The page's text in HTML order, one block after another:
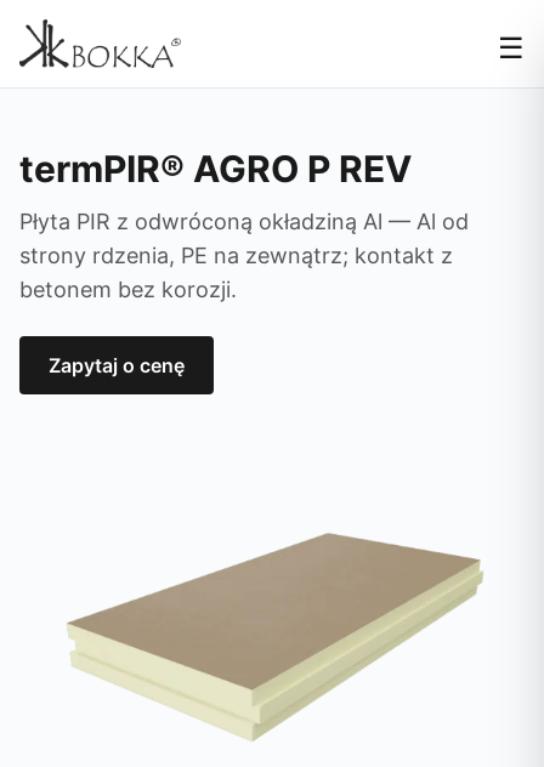
☰
termPIR® AGRO P REV
Płyta PIR z odwróconą okładziną Al — Al od
strony rdzenia, PE na zewnątrz; kontakt z
betonem bez korozji.
Zapytaj o cenę